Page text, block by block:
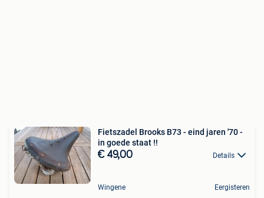
Fietszadel Brooks B73 - eind jaren '70 -
in goede staat !!
€ 49,00 Details
Wingene Eergisteren